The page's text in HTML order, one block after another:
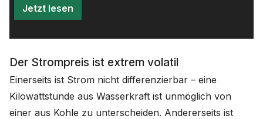
Jetzt lesen
Der Strompreis ist extrem volatil
Einerseits ist Strom nicht differenzierbar – eine
Kilowattstunde aus Wasserkraft ist unmöglich von
einer aus Kohle zu unterscheiden. Andererseits ist